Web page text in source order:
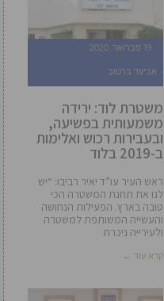
19 פברואר, 2020
אביעד ברטוב
משטרת לוד: ירידה
משמעותית בפשיעה,
ובעבירות רכוש ואלימות
ב-2019 בלוד
ראש העיר עו”ד יאיר רביבו: “יש
לנו את תחנת המשטרה הכי
טובה בארץ. הפעילות הנחושה
והעשייה המשותפת למשטרה
ולעירייה ניכרת
קרא עוד ←